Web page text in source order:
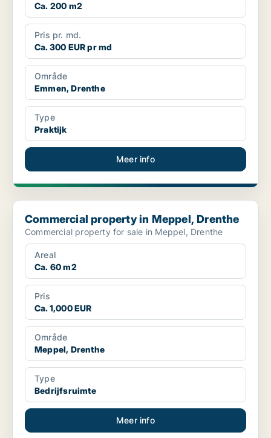
Ca. 200 m2
Pris pr. md.
Ca. 300 EUR pr md
Område
Emmen, Drenthe
Type
Praktijk
Meer info
Commercial property in Meppel, Drenthe
Commercial property in Meppel, Drenthe
Commercial property for sale in Meppel, Drenthe
Areal
Ca. 60 m2
Pris
Ca. 1,000 EUR
Område
Meppel, Drenthe
Type
Bedrijfsruimte
Meer info